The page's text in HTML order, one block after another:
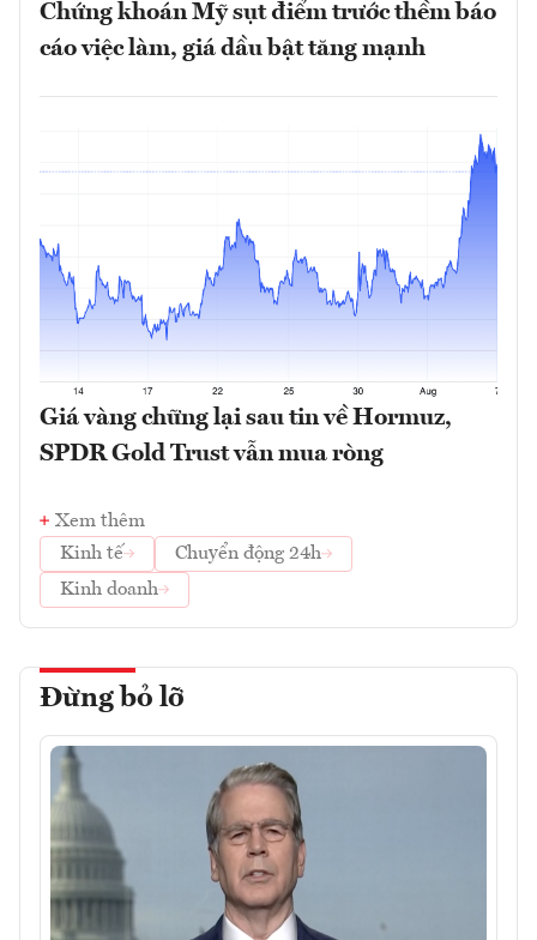
Chứng khoán Mỹ sụt điểm trước thềm báo
cáo việc làm, giá dầu bật tăng mạnh
Giá vàng chững lại sau tin về Hormuz,
SPDR Gold Trust vẫn mua ròng
Xem thêm
Kinh tế
Chuyển động 24h
Kinh doanh
Đừng bỏ lỡ